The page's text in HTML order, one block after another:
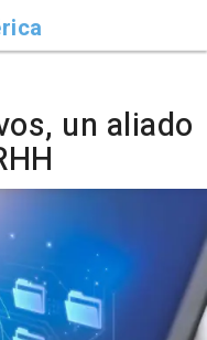
un aliado